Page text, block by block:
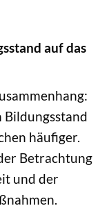
auf das
Bildungsstand
häufiger.
Betrachtung
und der